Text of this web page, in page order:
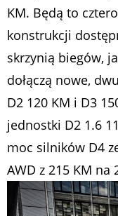
KM. Będą to
konstrukcji
skrzynią biegów,
dołączą nowe,
D2 120 KM i D3
jednostki D2 1.6
moc silników D4
AWD z 215 KM na